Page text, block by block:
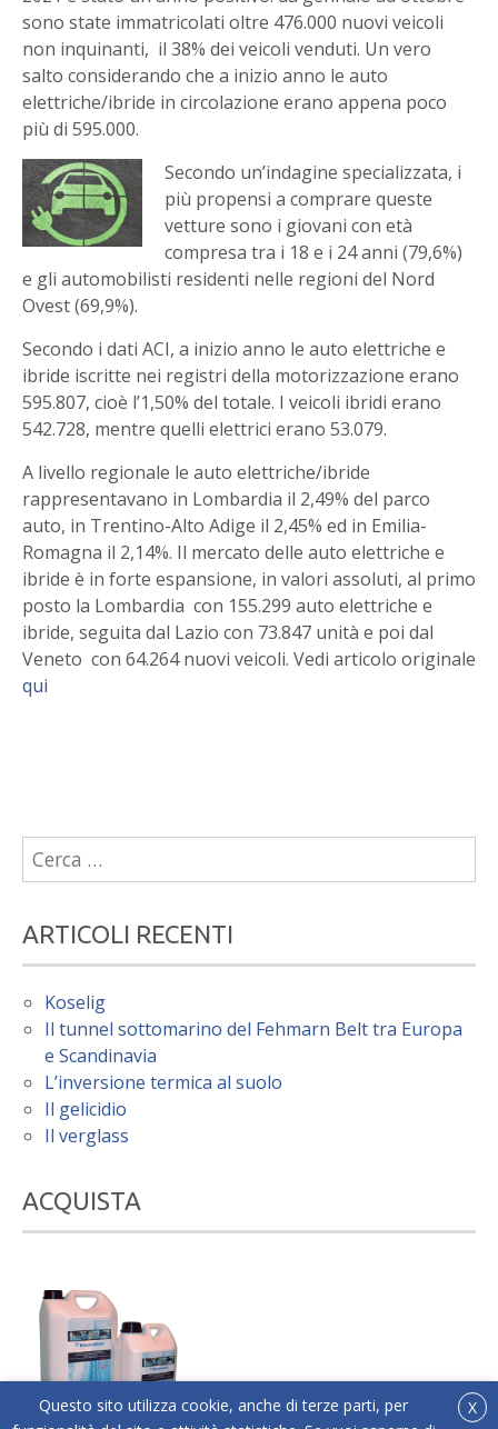
sono state immatricolati oltre 476.000 nuovi veicoli
non inquinanti, il 38% dei veicoli venduti. Un vero
salto considerando che a inizio anno le auto
elettriche/ibride in circolazione erano appena poco
più di 595.000.
Secondo un’indagine specializzata, i
più propensi a comprare queste
vetture sono i giovani con età
compresa tra i 18 e i 24 anni (79,6%)
e gli automobilisti residenti nelle regioni del Nord
Ovest (69,9%).
Secondo i dati ACI, a inizio anno le auto elettriche e
ibride iscritte nei registri della motorizzazione erano
595.807, cioè l’1,50% del totale. I veicoli ibridi erano
542.728, mentre quelli elettrici erano 53.079.
A livello regionale le auto elettriche/ibride
rappresentavano in Lombardia il 2,49% del parco
auto, in Trentino-Alto Adige il 2,45% ed in Emilia-
Romagna il 2,14%. Il mercato delle auto elettriche e
ibride è in forte espansione, in valori assoluti, al primo
posto la Lombardia con 155.299 auto elettriche e
ibride, seguita dal Lazio con 73.847 unità e poi dal
Veneto con 64.264 nuovi veicoli. Vedi articolo originale
qui
Ricerca
per:
ARTICOLI RECENTI
Koselig
Il tunnel sottomarino del Fehmarn Belt tra Europa
e Scandinavia
L’inversione termica al suolo
Il gelicidio
Il verglass
ACQUISTA
X
Questo sito utilizza cookie, anche di terze parti, per